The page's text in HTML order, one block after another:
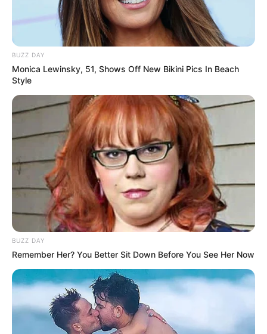
BUZZ DAY
Monica Lewinsky, 51, Shows Off New Bikini Pics In Beach
Style
BUZZ DAY
Remember Her? You Better Sit Down Before You See Her Now